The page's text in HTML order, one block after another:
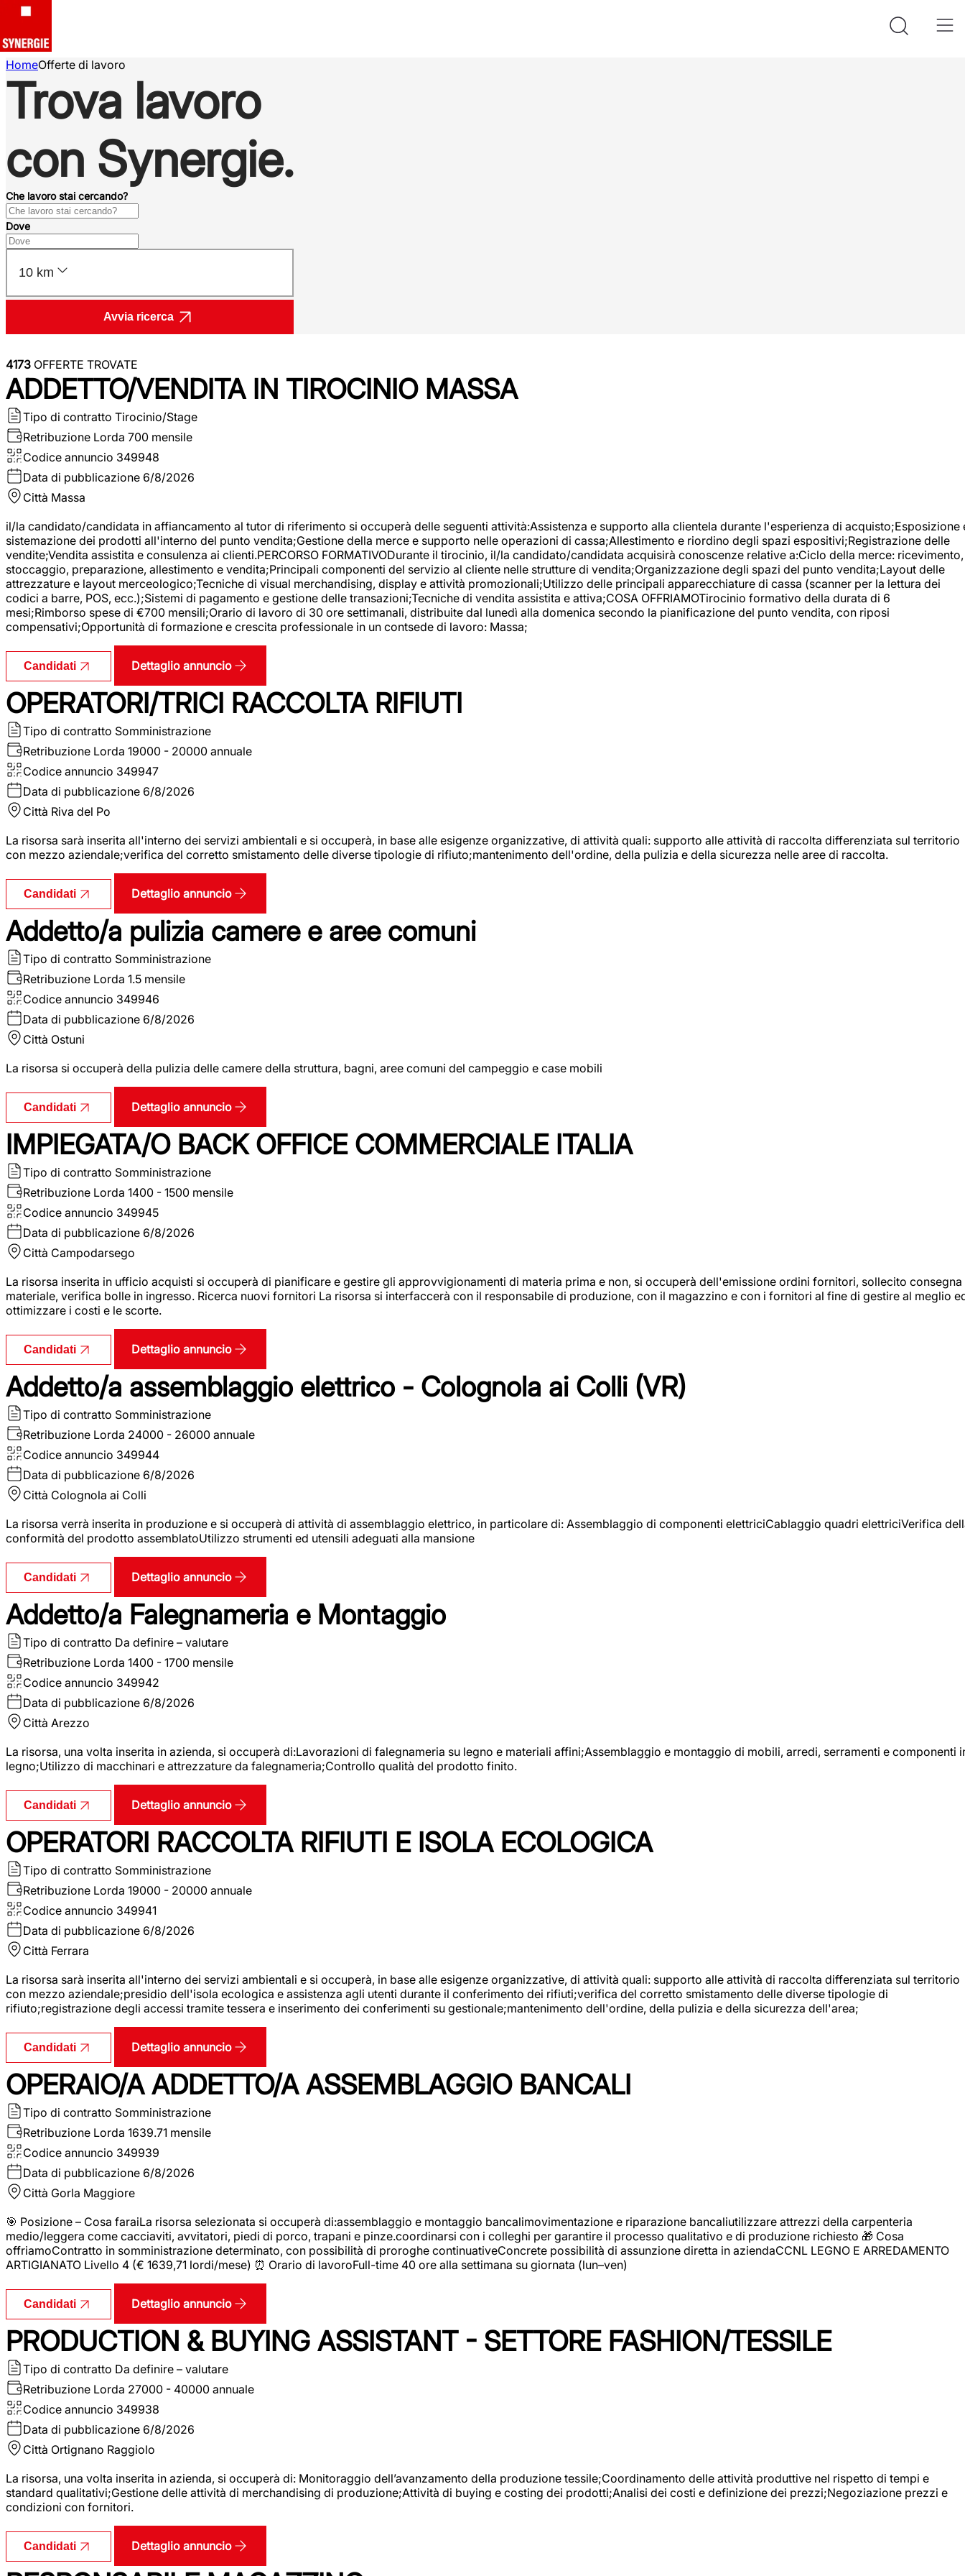
HomeOfferte di lavoro
Trova lavoro
con Synergie.
Che lavoro stai cercando?
Dove
10 km
Avvia ricerca
4173 OFFERTE TROVATE
ADDETTO/VENDITA IN TIROCINIO MASSA
Tipo di contratto Tirocinio/Stage
Retribuzione Lorda 700 mensile
Codice annuncio 349948
Data di pubblicazione 6/8/2026
Città Massa
il/la candidato/candidata in affiancamento al tutor di riferimento si occuperà delle seguenti attività:Assistenza e supporto alla clientela durante l'esperienza di acquisto;Esposizione
sistemazione dei prodotti all'interno del punto vendita;Gestione della merce e supporto nelle operazioni di cassa;Allestimento e riordino degli spazi espositivi;Registrazione delle
vendite;Vendita assistita e consulenza ai clienti.PERCORSO FORMATIVODurante il tirocinio, il/la candidato/candidata acquisirà conoscenze relative a:Ciclo della merce: ricevimento,
stoccaggio, preparazione, allestimento e vendita;Principali componenti del servizio al cliente nelle strutture di vendita;Organizzazione degli spazi del punto vendita;Layout delle
attrezzature e layout merceologico;Tecniche di visual merchandising, display e attività promozionali;Utilizzo delle principali apparecchiature di cassa (scanner per la lettura dei
codici a barre, POS, ecc.);Sistemi di pagamento e gestione delle transazioni;Tecniche di vendita assistita e attiva;COSA OFFRIAMOTirocinio formativo della durata di 6
mesi;Rimborso spese di €700 mensili;Orario di lavoro di 30 ore settimanali, distribuite dal lunedì alla domenica secondo la pianificazione del punto vendita, con riposi
compensativi;Opportunità di formazione e crescita professionale in un contsede di lavoro: Massa;
Candidati Dettaglio annuncio
OPERATORI/TRICI RACCOLTA RIFIUTI
Tipo di contratto Somministrazione
Retribuzione Lorda 19000 - 20000 annuale
Codice annuncio 349947
Data di pubblicazione 6/8/2026
Città Riva del Po
La risorsa sarà inserita all'interno dei servizi ambientali e si occuperà, in base alle esigenze organizzative, di attività quali: supporto alle attività di raccolta differenziata sul territorio
con mezzo aziendale;verifica del corretto smistamento delle diverse tipologie di rifiuto;mantenimento dell'ordine, della pulizia e della sicurezza nelle aree di raccolta.
Candidati Dettaglio annuncio
Addetto/a pulizia camere e aree comuni
Tipo di contratto Somministrazione
Retribuzione Lorda 1.5 mensile
Codice annuncio 349946
Data di pubblicazione 6/8/2026
Città Ostuni
La risorsa si occuperà della pulizia delle camere della struttura, bagni, aree comuni del campeggio e case mobili
Candidati Dettaglio annuncio
IMPIEGATA/O BACK OFFICE COMMERCIALE ITALIA
Tipo di contratto Somministrazione
Retribuzione Lorda 1400 - 1500 mensile
Codice annuncio 349945
Data di pubblicazione 6/8/2026
Città Campodarsego
La risorsa inserita in ufficio acquisti si occuperà di pianificare e gestire gli approvvigionamenti di materia prima e non, si occuperà dell'emissione ordini fornitori, sollecito consegna
materiale, verifica bolle in ingresso. Ricerca nuovi fornitori La risorsa si interfaccerà con il responsabile di produzione, con il magazzino e con i fornitori al fine di gestire al meglio
ottimizzare i costi e le scorte.
Candidati Dettaglio annuncio
Addetto/a assemblaggio elettrico - Colognola ai Colli (VR)
Tipo di contratto Somministrazione
Retribuzione Lorda 24000 - 26000 annuale
Codice annuncio 349944
Data di pubblicazione 6/8/2026
Città Colognola ai Colli
La risorsa verrà inserita in produzione e si occuperà di attività di assemblaggio elettrico, in particolare di: Assemblaggio di componenti elettriciCablaggio quadri elettriciVerifica
conformità del prodotto assemblatoUtilizzo strumenti ed utensili adeguati alla mansione
Candidati Dettaglio annuncio
Addetto/a Falegnameria e Montaggio
Tipo di contratto Da definire – valutare
Retribuzione Lorda 1400 - 1700 mensile
Codice annuncio 349942
Data di pubblicazione 6/8/2026
Città Arezzo
La risorsa, una volta inserita in azienda, si occuperà di:Lavorazioni di falegnameria su legno e materiali affini;Assemblaggio e montaggio di mobili, arredi, serramenti e componenti
legno;Utilizzo di macchinari e attrezzature da falegnameria;Controllo qualità del prodotto finito.
Candidati Dettaglio annuncio
OPERATORI RACCOLTA RIFIUTI E ISOLA ECOLOGICA
Tipo di contratto Somministrazione
Retribuzione Lorda 19000 - 20000 annuale
Codice annuncio 349941
Data di pubblicazione 6/8/2026
Città Ferrara
La risorsa sarà inserita all'interno dei servizi ambientali e si occuperà, in base alle esigenze organizzative, di attività quali: supporto alle attività di raccolta differenziata sul territorio
con mezzo aziendale;presidio dell'isola ecologica e assistenza agli utenti durante il conferimento dei rifiuti;verifica del corretto smistamento delle diverse tipologie di
rifiuto;registrazione degli accessi tramite tessera e inserimento dei conferimenti su gestionale;mantenimento dell'ordine, della pulizia e della sicurezza dell'area;
Candidati Dettaglio annuncio
OPERAIO/A ADDETTO/A ASSEMBLAGGIO BANCALI
Tipo di contratto Somministrazione
Retribuzione Lorda 1639.71 mensile
Codice annuncio 349939
Data di pubblicazione 6/8/2026
Città Gorla Maggiore
🎯 Posizione – Cosa faraiLa risorsa selezionata si occuperà di:assemblaggio e montaggio bancalimovimentazione e riparazione bancaliutilizzare attrezzi della carpenteria
medio/leggera come cacciaviti, avvitatori, piedi di porco, trapani e pinze.coordinarsi con i colleghi per garantire il processo qualitativo e di produzione richiesto 🎁 Cosa
offriamoContratto in somministrazione determinato, con possibilità di proroghe continuativeConcrete possibilità di assunzione diretta in aziendaCCNL LEGNO E ARREDAMENTO
ARTIGIANATO Livello 4 (€ 1639,71 lordi/mese) ⏰ Orario di lavoroFull-time 40 ore alla settimana su giornata (lun–ven)
Candidati Dettaglio annuncio
PRODUCTION & BUYING ASSISTANT - SETTORE FASHION/TESSILE
Tipo di contratto Da definire – valutare
Retribuzione Lorda 27000 - 40000 annuale
Codice annuncio 349938
Data di pubblicazione 6/8/2026
Città Ortignano Raggiolo
La risorsa, una volta inserita in azienda, si occuperà di: Monitoraggio dell’avanzamento della produzione tessile;Coordinamento delle attività produttive nel rispetto di tempi e
standard qualitativi;Gestione delle attività di merchandising di produzione;Attività di buying e costing dei prodotti;Analisi dei costi e definizione dei prezzi;Negoziazione prezzi e
condizioni con fornitori.
Candidati Dettaglio annuncio